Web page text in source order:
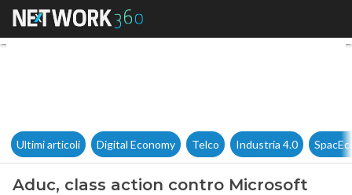
Aduc, class action contro
Ultimi articoli Digital Economy Telco Industria 4.0
Aduc, class action contro Microsoft